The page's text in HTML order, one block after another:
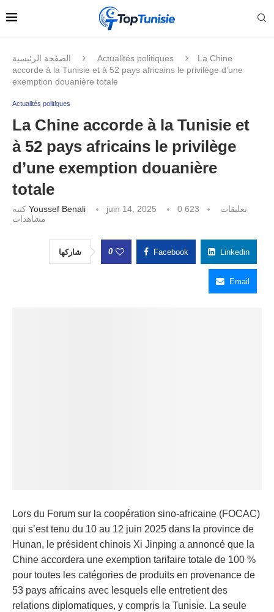
الصفحة الرئيسية Actualités politiques
La Chine
accorde à la Tunisie et à 52 pays africains le privilège d’une
exemption douanière totale
Actualités politiques
La Chine accorde à la Tunisie et
à 52 pays africains le privilège
d’une exemption douanière
totale
Youssef Benali juin 14, 2025 0 تعليقات
623
مشاهدات
شاركها 0 Facebook Linkedin
Email
Lors du Forum sur la coopération sino-africaine (FOCAC)
qui s’est tenu du 10 au 12 juin 2025 dans la province de
Hunan, le président chinois Xi Jinping a annoncé que la
Chine accordera une exemption tarifaire totale de 100 %
pour toutes les catégories de produits en provenance de
53 pays africains avec lesquels elle entretient des
relations diplomatiques, y compris la Tunisie. La seule